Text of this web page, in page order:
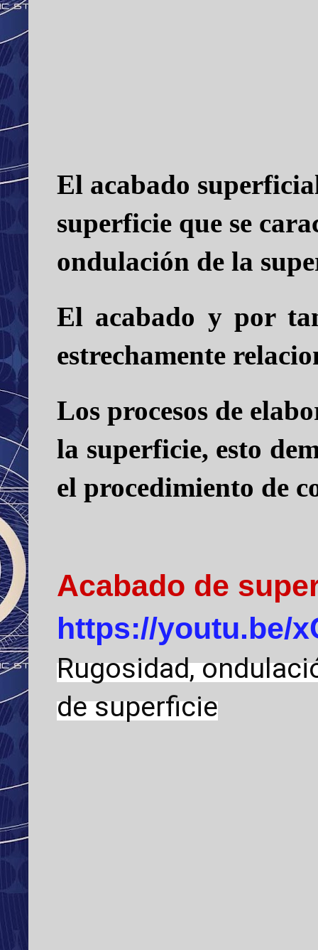
El acabado
superficie que se
ondulación de la
El acabado y por
estrechamente
Los procesos de
la superficie, esto
el procedimiento de
Acabado de
https://youtu.be/
Rugosidad,
de superficie